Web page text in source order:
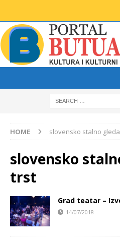
HOME slovensko stalno
slovensko
trst
Grad teatar –
14/07/2018